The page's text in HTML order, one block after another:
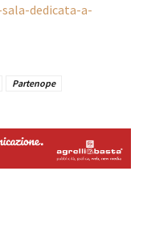
dedicata-a-
Partenope